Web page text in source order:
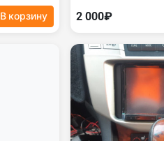
В корзину 2 000₽